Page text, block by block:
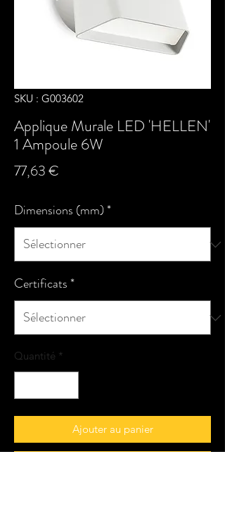
SKU : G003602
Applique Murale LED 'HELLEN'
1 Ampoule 6W
77,63 €
Dimensions (mm)*
Certificats*
Quantité *
Ajouter au panier